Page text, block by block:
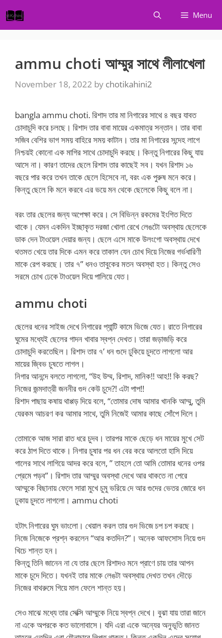
to
content
Menu
ammu choti আম্মুর সাথে লীলাখেলা
November 18, 2022 by chotikahini2
bangla ammu choti. রিশাদ তার মা নিগারের সাথে ৪ বছর যাবত
চোদাচুদি করে চলছে। রিশাদ তার বাবা মায়ের একমাত্র সন্তান। তার বাবা
সজিব বেশির ভাগ সময় বাহিরে সময় কাটান। তার মা নিগারের সন্দেহ লাগে
নিশ্চয়ই কোনো এক মাগির সাথে চোদাচুদি করছে। কিন্তু নিগারের কিছু যায়
আসে না। কারণ তাদের ছেলে রিশাদ তার কাছেই সব। যখন রিশাদ ১৬
বছরে পার করে তখন তাকে ছেলে হিসেবে না, বরং এক পুরুষ মনে করে।
কিন্তু ছেলে কি মনে করবে এর ভয়ে মন থেকে ছেলেকে কিছু বলে না।
বরং তার ছেলের জন্য অপেক্ষা করে। সে বিভিন্ন রকমের ইংগিত দিতে
থাকে। যেমন একদিন ইচ্ছাকৃত দরজা খোলা রেখে লেঙটো অবস্থায় ছেলেকে
ডাক দেন টাওয়েল দেয়ার জন্য। ছেলে এসে মাকে উলংগো অবস্থায় দেখে
থতমত খেয়ে তার দিকে এমন করে তাকাল যেন চোখ দিয়ে নিজের গর্ভধারিণী
মাকে রেপ করছে। তার ৭” ধনও তাবুকের মতন অবস্থা হত। কিন্তু সেও
সরমে চোখ ঢেকে টাওয়েল দিয়ে পালিয়ে যেত।
ammu choti
ছেলের ধনের সাইজ দেখে নিগারের প্যান্টি কামে ভিজে যেত। রাতে নিগারের
ঘুমের মধ্যেই ছেলের গাদন খাবার স্বপ্ন দেখত। তারা জড়াজড়ি করে
চোদাচুদি করতেছিল। রিশাদ তার ৭’ ধন গুদে ঢুকিয়ে চুদতে লাগলো আর
মায়ের জ্বিভ চুষতে লাগল।
নিগার আনন্দে বলতে লাগলো, “উহ উম্ম, রিশাদ, মানিক!! আহ!! কি করছ?
নিজের জন্মদাত্রী জননীর গুদ কেউ চুদে?! এটা পাপ!!
রিশাদ পাছায় কষায় থাপ্পড় দিয়ে বলে, “তোমার দোষ আমার খানকি আম্মু, তুমি
যেরকম আচরণ কর আমার সাথে, তুমি নিজেই আমার কাছে সোঁপে দিলে।
তোমাকে আজ সারা রাত ধরে চুদব। তারপর মাকে ছেড়ে ধন মায়ের মুখে সেট
করে ঠাপ দিতে থাকে। নিগার চুষার পর ধন বের করে আলতো হাসি দিয়ে
গালের সাথে লাগিয়ে আদর করে বলে, ” তাহলে তো আমি তোমার ধনের ওপর
প্রেমে পড়ব”। রিশাদ তার আম্মুর অবস্থা দেখে আর থাকতে না পেরে
আম্মুকে বিছানায় ফেলে সারা মুখে চুমু ভরিয়ে দে আর গুদের ভেতর জোরে ধন
ঢুকায় চুদতে লাগলো। ammu choti
হটাৎ নিগারের ঘুম ভাংলো। খেয়াল করল তার গুদ ভিজে চপ চপ করছে।
নিজে নিজেকে প্রশ্ন করলেন “আর কতদিন?”। অনেক আফসোস নিয়ে গুদ
খিচে শান্ত হন।
কিন্তু তিনি জানেন না যে তার ছেলে রিশাদও মনে প্রাণে চায় তার আপন
মাকে চুদে দিতে। যখনই তার মাকে লেঙটা অবস্থায় দেখত তখন দৌড়ে
নিজের বাথরুমে গিয়ে মাল ফেলে শান্ত হয়।
সেও মাঝে মধ্যে তার সেক্সি আম্মুকে নিয়ে স্বপ্ন দেখে। বুঝা যায় তারা জানে
না একে অপরকে কত ভালোবাসে। যদি এরা একে অন্যের অনুভূতি জানত